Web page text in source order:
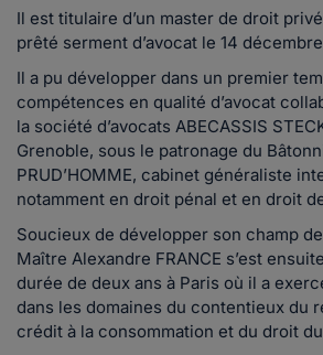
Il est titulaire d’un master de droit
prêté serment d’avocat le 14 décembre
Il a pu développer dans un premier
compétences en qualité d’avocat
la société d’avocats ABECASSIS
Grenoble, sous le patronage du
PRUD’HOMME, cabinet généraliste
notamment en droit pénal et en droit
Soucieux de développer son champ
Maître Alexandre FRANCE s’est
durée de deux ans à Paris où il a
dans les domaines du contentieux du
crédit à la consommation et du droit